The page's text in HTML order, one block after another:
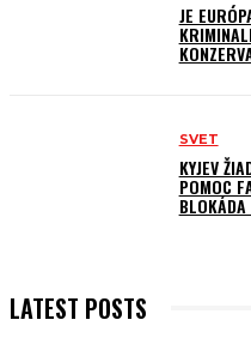
JE
SVET
KYJEV
POMOC
LATEST POSTS